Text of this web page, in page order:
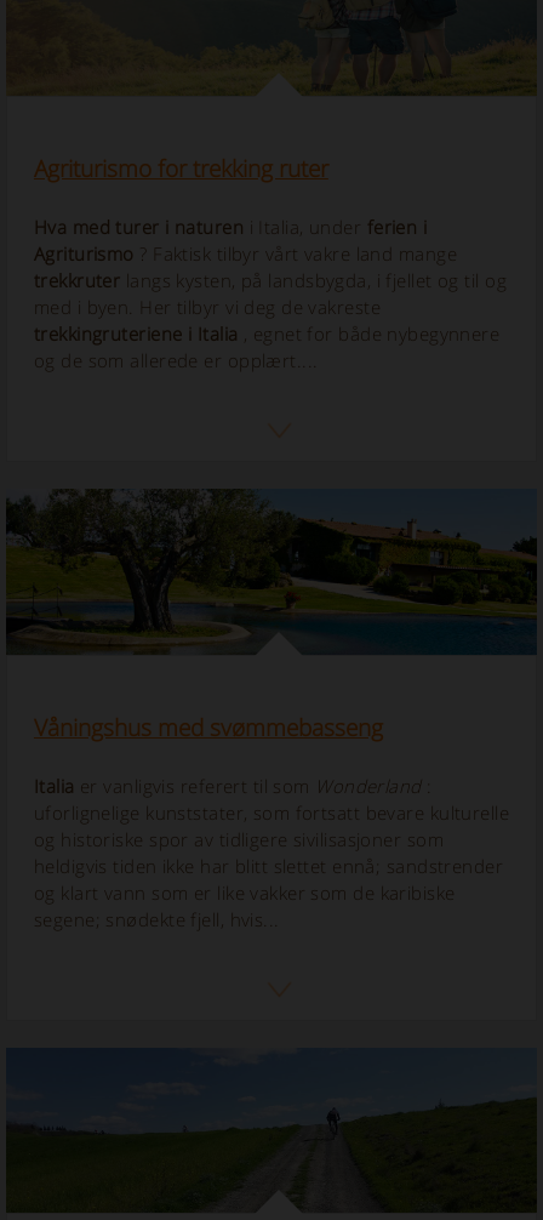
Agriturismo for trekking ruter
Hva med turer i naturen i Italia, under ferien i
Agriturismo ? Faktisk tilbyr vårt vakre land mange
trekkruter langs kysten, på landsbygda, i fjellet og til og
med i byen. Her tilbyr vi deg de vakreste
trekkingruteriene i Italia , egnet for både nybegynnere
og de som allerede er opplært....
Våningshus med svømmebasseng
Italia er vanligvis referert til som Wonderland:
uforlignelige kunststater, som fortsatt bevare kulturelle
og historiske spor av tidligere sivilisasjoner som
heldigvis tiden ikke har blitt slettet ennå; sandstrender
og klart vann som er like vakker som de karibiske
segene; snødekte fjell, hvis...